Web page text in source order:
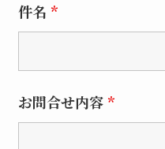
件名 *
お問合せ内容 *